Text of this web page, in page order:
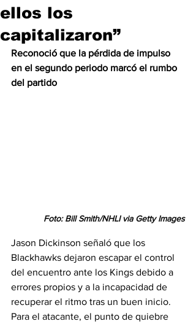
ellos los
capitalizaron”
Reconoció que la pérdida de impulso
en el segundo periodo marcó el rumbo
del partido
Foto: Bill Smith/NHLI via Getty Images
Jason Dickinson señaló que los
Blackhawks dejaron escapar el control
del encuentro ante los Kings debido a
errores propios y a la incapacidad de
recuperar el ritmo tras un buen inicio.
Para el atacante, el punto de quiebre